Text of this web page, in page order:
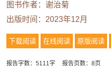
图书作者：谢治菊
出版时间：2023年12月
下载阅读 在线阅读 原版阅读
报告字数：5111字 报告页数：8页